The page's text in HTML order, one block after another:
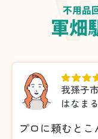
不用品
軍畑
我孫子市
はなまる
プロに頼むとこ